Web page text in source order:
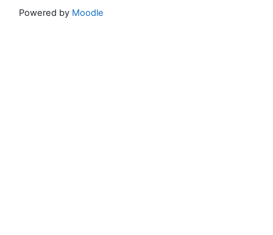
Powered by Moodle